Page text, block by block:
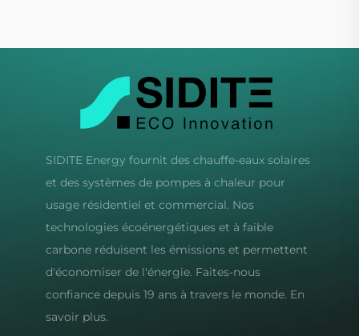
SIDITE Energy fournit des chauffe-eaux solaires
et des systèmes de pompes à chaleur pour
usage résidentiel et commercial. Nos
technologies écoénergétiques et à faible
carbone réduisent les émissions et permettent
d'économiser de l'énergie. Faites-nous
confiance depuis 19 ans à travers le monde. En
savoir plus.